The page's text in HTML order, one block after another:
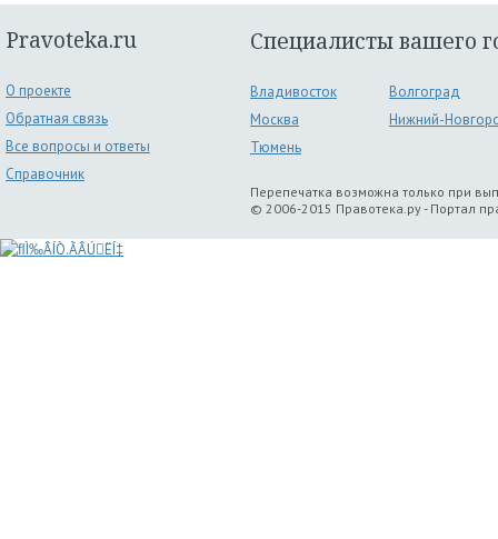
Pravoteka.ru
О проекте
Обратная связь
Все вопросы и ответы
Справочник
Специалисты вашего
Владивосток
Волгоград
Москва
Нижний-
Тюмень
Перепечатка возможна только при
© 2006-2015 Правотека.ру - Портал